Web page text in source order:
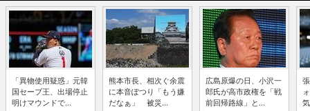
「異物使用疑惑」元韓
国セーブ王、出場停止
明けマウンドで...
熊本市長、相次ぐ余震
に本音ぽつり「もう嫌
だなぁ」 被災...
広島原爆の日、小沢一
郎氏が高市政権を「戦
前回帰路線」と...